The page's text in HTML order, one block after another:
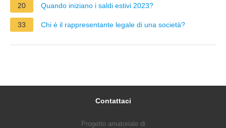
20 Quando iniziano i saldi estivi 2023?
33 Chi è il rappresentante legale di una società?
Contattaci
Progetto amatoriale di